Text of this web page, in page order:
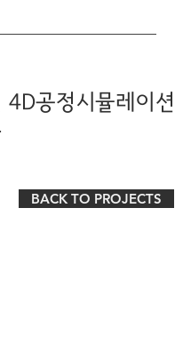
공정시뮬레이션
BACK TO PROJECTS